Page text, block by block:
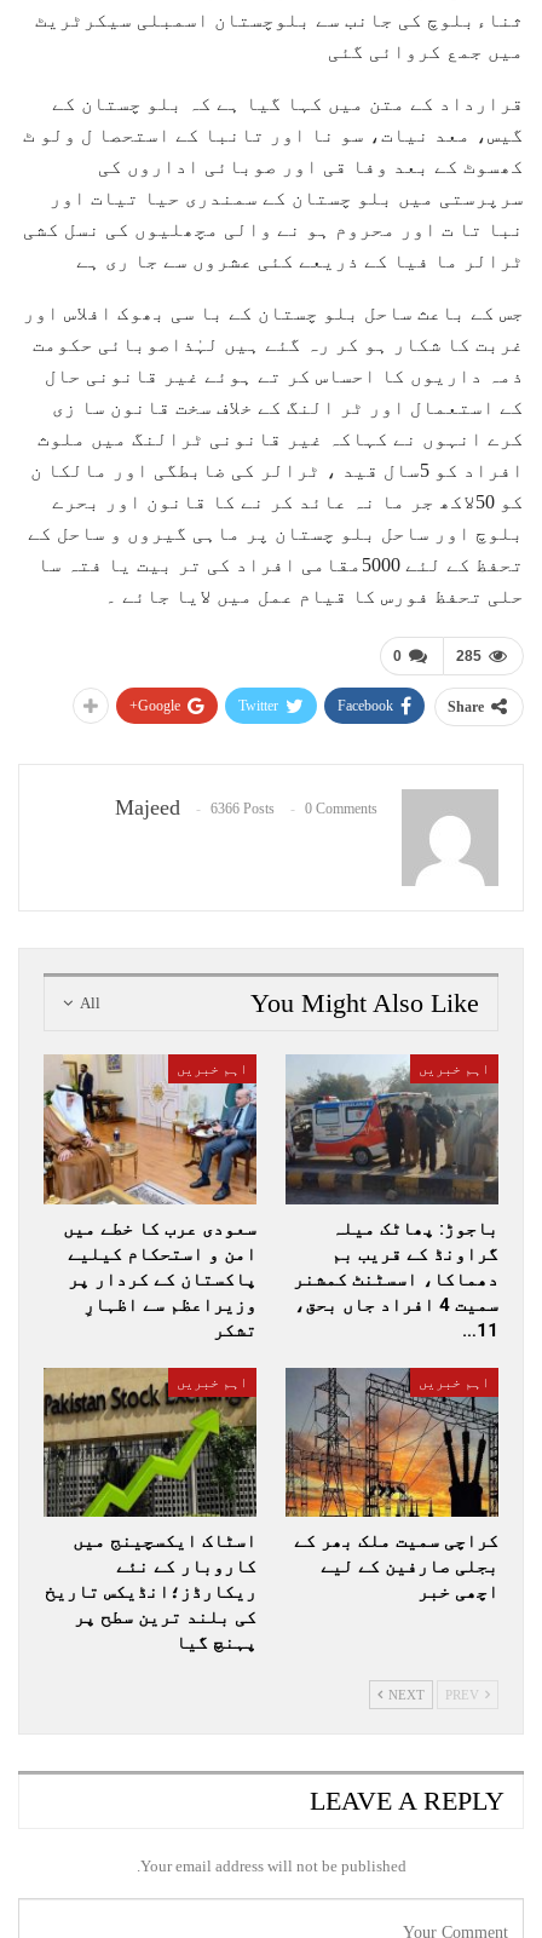
ثناءبلوچ کی جانب سے بلوچستان اسمبلی سیکرٹریٹ
میں جمع کروائی گئی
قرارداد کے متن میں کہا گیا ہے کہ بلو چستان کے
گیس، معد نیات، سو نا اور تانبا کے استحصا ل ولو ٹ
کھسوٹ کے بعد وفا قی اور صوبائی اداروں کی
سرپرستی میں بلو چستان کے سمندری حیا تیات اور
نبا تا ت اور محروم ہو نے والی مچھلیوں کی نسل کشی
ٹرالر ما فیا کے ذریعے کئی عشروں سے جا ری ہے
جس کے باعث ساحل بلو چستان کے با سی بھوک افلاس اور
غربت کا شکار ہو کر رہ گئے ہیں لہٰذاصوبائی حکومت
ذمہ داریوں کا احساس کر تے ہوئے غیر قانونی حال
کے استعمال اور ٹر النگ کے خلاف سخت قانون سا زی
کرے انہوں نے کہاکہ غیر قانونی ٹرالنگ میں ملوث
افراد کو 5سال قید ، ٹرالر کی ضابطگی اور مالکا ن
کو 50لاکھ جر ما نہ عائد کر نے کا قانون اور بحرے
بلوچ اور ساحل بلو چستان پر ماہی گیروں و ساحل کے
تحفظ کے لئے 5000مقامی افراد کی تر بیت یا فتہ سا
حلی تحفظ فورس کا قیام عمل میں لایا جائے ۔
0 285
Share
Facebook
Twitter
Google+
Majeed 6366 Posts 0 Comments
All You Might Also Like
اہم خبریں
باجوڑ: پھاٹک میلہ
گراونڈ کے قریب بم
دھماکا، اسسٹنٹ کمشنر
سمیت 4 افراد جاں بحق،
11…
اہم خبریں
سعودی عرب کا خطے میں
امن و استحکام کیلیے
پاکستان کے کردار پر
وزیراعظم سے اظہارِ
تشکر
اہم خبریں
کراچی سمیت ملک بھر کے
بجلی صارفین کے لیے
اچھی خبر
اہم خبریں
اسٹاک ایکسچینج میں
کاروبار کے نئے
ریکارڈز؛انڈیکس تاریخ
کی بلند ترین سطح پر
پہنچ گیا
NEXT
LEAVE A REPLY
Your email address will not be published.